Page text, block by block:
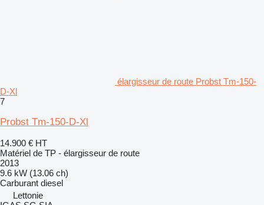
élargisseur de route Probst Tm-150-
D-Xl
7
Probst Tm-150-D-Xl
14.900 € HT
Matériel de TP - élargisseur de route
2013
9.6 kW (13.06 ch)
Carburant diesel
Lettonie